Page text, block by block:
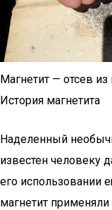
Магнетит — отсев из
История магнетита
Наделенный
известен человеку
его использовании
магнетит